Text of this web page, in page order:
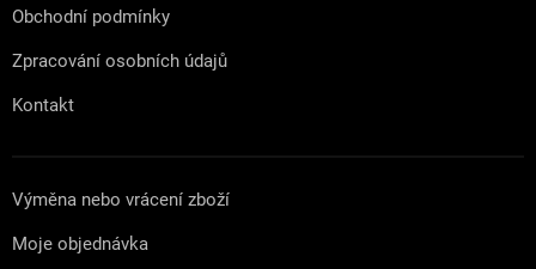
Obchodní podmínky
Zpracování osobních údajů
Kontakt
Výměna nebo vrácení zboží
Moje objednávka